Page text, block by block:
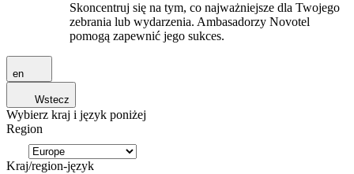
Skoncentruj się na tym, co najważniejsze dla Twojego
zebrania lub wydarzenia. Ambasadorzy Novotel
pomogą zapewnić jego sukces.
en
Wstecz
Wybierz kraj i język poniżej
Region
Kraj/region-język